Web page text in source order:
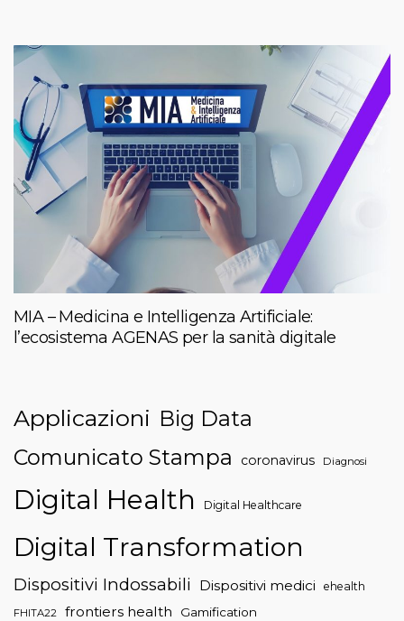
MIA – Medicina e Intelligenza Artificiale:
l’ecosistema AGENAS per la sanità digitale
Applicazioni Big Data
Comunicato Stampa
coronavirus Diagnosi
Digital Health Digital Healthcare
Digital Transformation
Dispositivi Indossabili Dispositivi medici ehealth
FHITA22 frontiers health Gamification